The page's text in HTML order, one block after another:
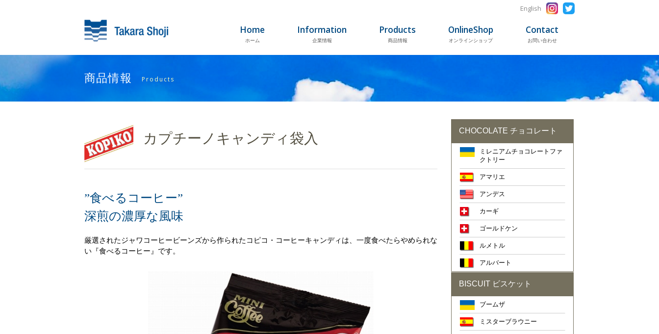
English
Home
ホーム
Information
企業情報
Products
商品情報
OnlineShop
オンラインショップ
Contact
お問い合わせ
商品情報 Products
カプチーノキャンディ袋入
”食べるコーヒー”
深煎の濃厚な風味
厳選されたジャワコーヒービーンズから作られたコピコ・コーヒーキャンディは、一度食べたらやめられな
い『食べるコーヒー』です。
CHOCOLATE チョコレート
ミレニアムチョコレートファ
クトリー
アマリエ
アンデス
カーギ
ゴールドケン
ルメトル
アルバート
BISCUIT ビスケット
ブームザ
ミスターブラウニー